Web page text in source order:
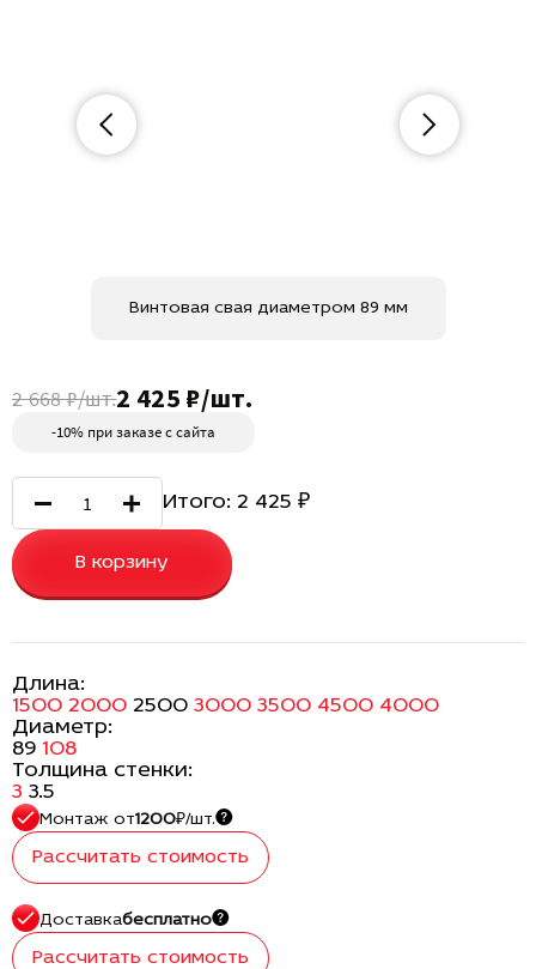
2 668 ₽/шт.2 425 ₽/шт.
-10% при заказе с сайта
Итого: 2 425 ₽
В корзину
Длина:
1500 2000 2500 3000 3500 4500 4000
Диаметр:
89 108
Толщина стенки:
3 3.5
Монтаж от1200₽/шт.
Рассчитать стоимость
Доставкабесплатно
Рассчитать стоимость
Винтовая свая диаметром 89 мм